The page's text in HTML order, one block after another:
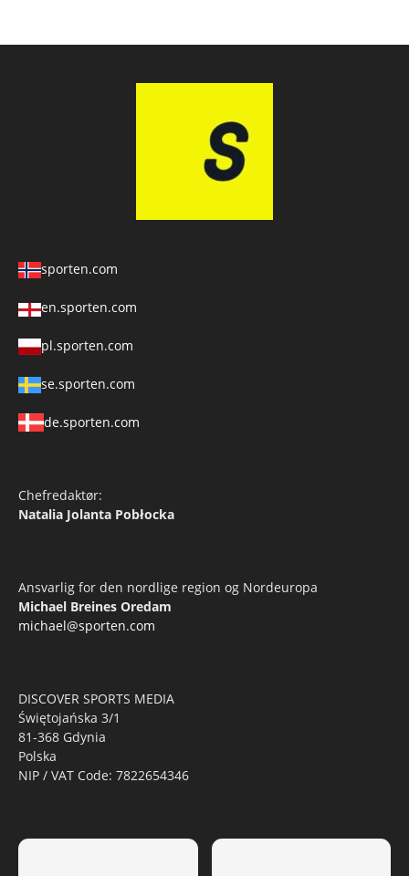
sporten.com
en.sporten.com
pl.sporten.com
se.sporten.com
de.sporten.com
Chefredaktør:
Natalia Jolanta Pobłocka
Ansvarlig for den nordlige region og Nordeuropa
Michael Breines Oredam
michael@sporten.com
DISCOVER SPORTS MEDIA
Świętojańska 3/1
81-368 Gdynia
Polska
NIP / VAT Code: 7822654346